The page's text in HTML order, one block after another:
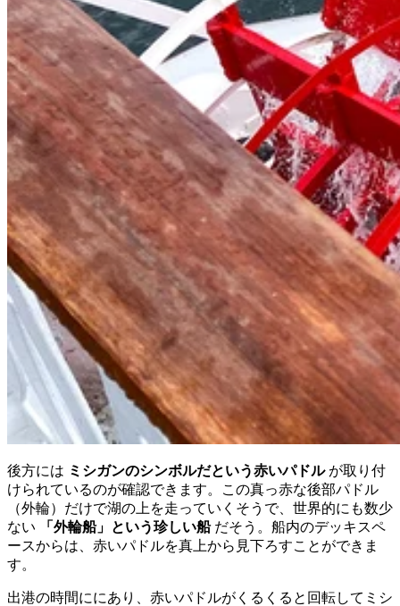
後方には ミシガンのシンボルだという赤いパドルが取り付
けられているのが確認できます。この真っ赤な後部パドル
（外輪）だけで湖の上を走っていくそうで、世界的にも数少
ない
「外輪船」という珍しい船だそう。船内のデッキスペ
ースからは、赤いパドルを真上から見下ろすことができま
す。
出港の時間ににあり、赤いパドルがくるくると回転してミシ